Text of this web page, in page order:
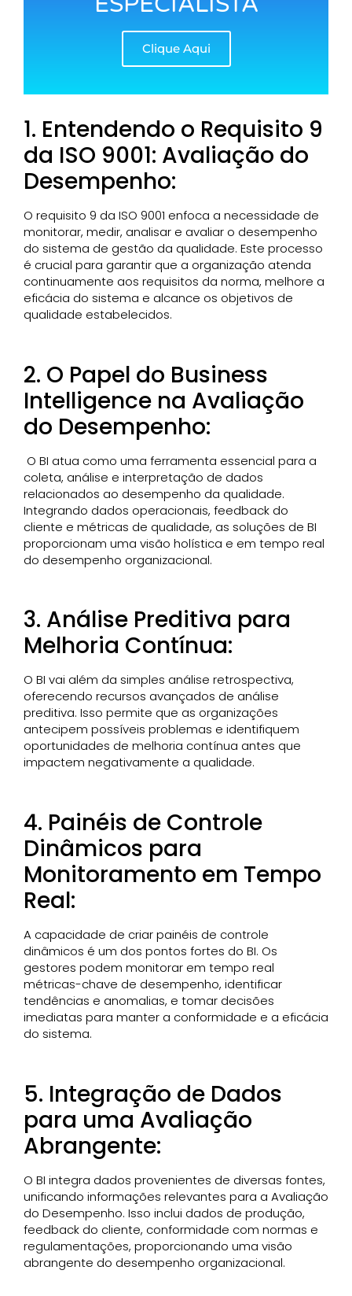
Clique Aqui
1. Entendendo o Requisito 9
da ISO 9001: Avaliação do
Desempenho:
O requisito 9 da ISO 9001 enfoca a necessidade de
monitorar, medir, analisar e avaliar o desempenho
do sistema de gestão da qualidade. Este processo
é crucial para garantir que a organização atenda
continuamente aos requisitos da norma, melhore a
eficácia do sistema e alcance os objetivos de
qualidade estabelecidos.
2. O Papel do Business
Intelligence na Avaliação
do Desempenho:
O BI atua como uma ferramenta essencial para a
coleta, análise e interpretação de dados
relacionados ao desempenho da qualidade.
Integrando dados operacionais, feedback do
cliente e métricas de qualidade, as soluções de BI
proporcionam uma visão holística e em tempo real
do desempenho organizacional.
3. Análise Preditiva para
Melhoria Contínua:
O BI vai além da simples análise retrospectiva,
oferecendo recursos avançados de análise
preditiva. Isso permite que as organizações
antecipem possíveis problemas e identifiquem
oportunidades de melhoria contínua antes que
impactem negativamente a qualidade.
4. Painéis de Controle
Dinâmicos para
Monitoramento em Tempo
Real:
A capacidade de criar painéis de controle
dinâmicos é um dos pontos fortes do BI. Os
gestores podem monitorar em tempo real
métricas-chave de desempenho, identificar
tendências e anomalias, e tomar decisões
imediatas para manter a conformidade e a eficácia
do sistema.
5. Integração de Dados
para uma Avaliação
Abrangente:
O BI integra dados provenientes de diversas fontes,
unificando informações relevantes para a Avaliação
do Desempenho. Isso inclui dados de produção,
feedback do cliente, conformidade com normas e
regulamentações, proporcionando uma visão
abrangente do desempenho organizacional.